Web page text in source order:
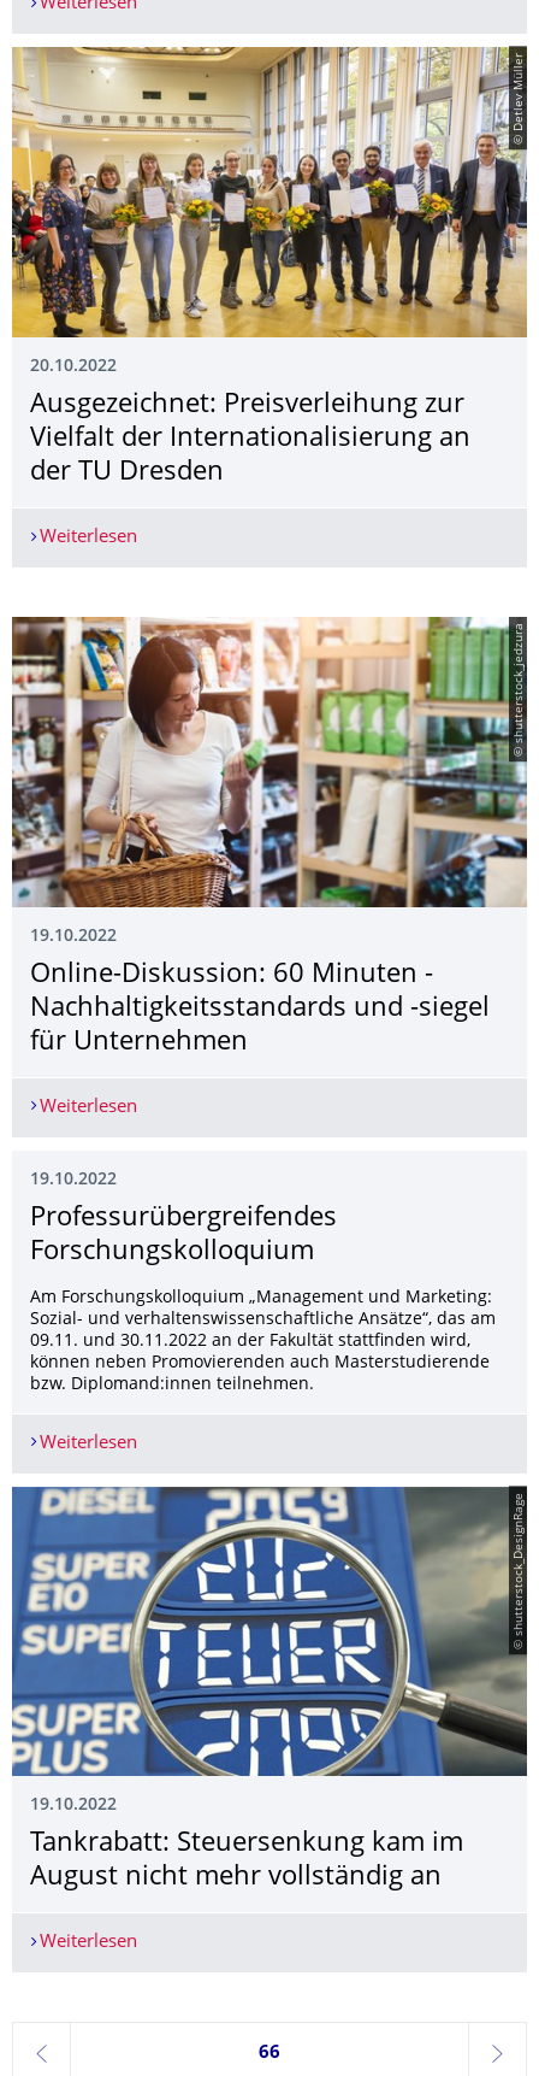
Weiterlesen
© Detlev Müller
20.10.2022
Ausgezeichnet: Preisverleihung zur
Vielfalt der Internationalisie­rung an
der TU Dresden
Weiterlesen
© shutterstock_jedzura
19.10.2022
Online-Diskussion: 60 Minuten -
Nachhaltigkeitss­tandards und -siegel
für Unternehmen
Weiterlesen
19.10.2022
Professurübergrei­fendes
Forschungskollo­quium
Am Forschungskolloquium „Management und Marketing:
Sozial- und verhaltenswissenschaftliche Ansätze“, das am
09.11. und 30.11.2022 an der Fakultät stattfinden wird,
können neben Promovierenden auch Masterstudierende
bzw. Diplomand:innen teilnehmen.
Weiterlesen
© shutterstock_DesignRage
19.10.2022
Tankrabatt: Steuersenkung kam im
August nicht mehr vollständig an
Weiterlesen
zurück
Seite 66, aktuell ausgewählt
66
weiter